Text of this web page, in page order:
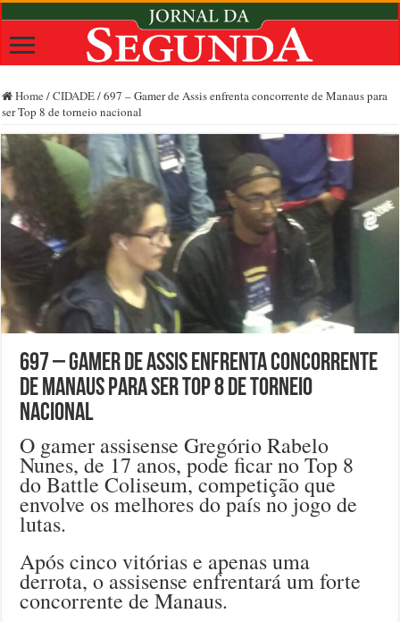
Home /CIDADE/697 – Gamer de Assis enfrenta concorrente de Manaus para
ser Top 8 de torneio nacional
697 – Gamer de Assis enfrenta concorrente
de Manaus para ser Top 8 de torneio
nacional
O gamer assisense Gregório Rabelo
Nunes, de 17 anos, pode ficar no Top 8
do Battle Coliseum, competição que
envolve os melhores do país no jogo de
lutas.
Após cinco vitórias e apenas uma
derrota, o assisense enfrentará um forte
concorrente de Manaus.